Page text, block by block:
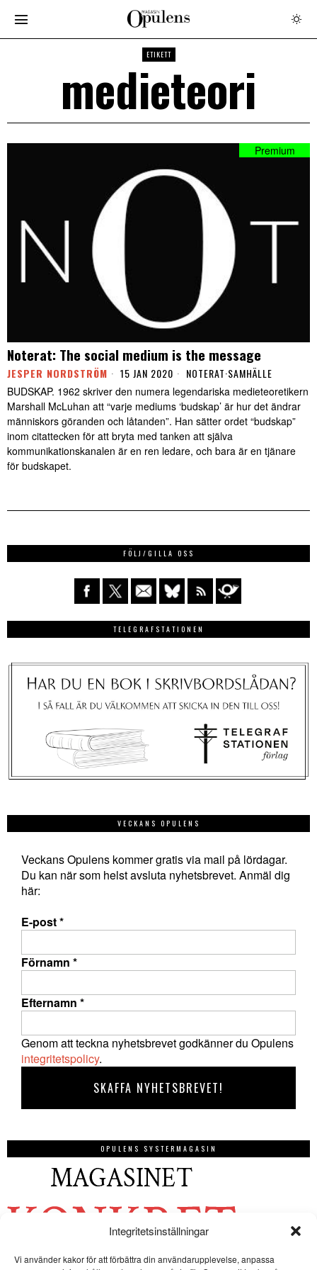
Integritetsinställningar
Vi använder kakor för att förbättra din användarupplevelse, anpassa
ETIKETT
medieteori
Noterat: The social medium is the message
JESPER NORDSTRÖM 15 JAN 2020 NOTERAT·SAMHÄLLE
BUDSKAP. 1962 skriver den numera legendariska medieteoretikern
Marshall McLuhan att “varje mediums ‘budskap’ är hur det ändrar
människors göranden och låtanden”. Han sätter ordet “budskap”
inom citattecken för att bryta med tanken att själva
kommunikationskanalen är en ren ledare, och bara är en tjänare
för budskapet.
FÖLJ/GILLA OSS
TELEGRAFSTATIONEN
VECKANS OPULENS
Veckans Opulens kommer gratis via mail på lördagar.
Du kan när som helst avsluta nyhetsbrevet. Anmäl dig
här:
E-post*
Förnamn *
Efternamn *
Genom att teckna nyhetsbrevet godkänner du Opulens
integritetspolicy.
OPULENS SYSTERMAGASIN